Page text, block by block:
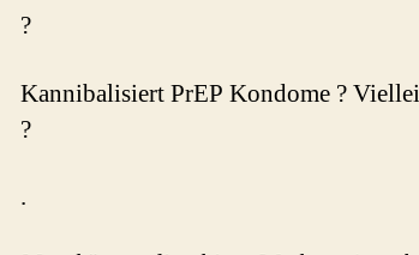
?
Kannibalisiert PrEP Kondome ?
?
.